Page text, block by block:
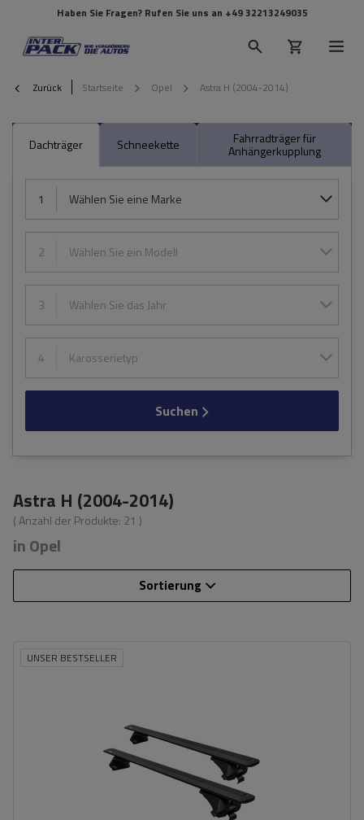
Haben Sie Fragen? Rufen Sie uns an +49 32213249035
Zurück Startseite Opel Astra H (2004-2014)
Dachträger Schneekette Fahrradträger für
Anhängerkupplung
1 Wählen Sie eine Marke
2 Wählen Sie ein Modell
3 Wählen Sie das Jahr
4 Karosserietyp
Suchen
Astra H (2004-2014)
( Anzahl der Produkte: 21 )
in Opel
Sortierung
UNSER BESTSELLER